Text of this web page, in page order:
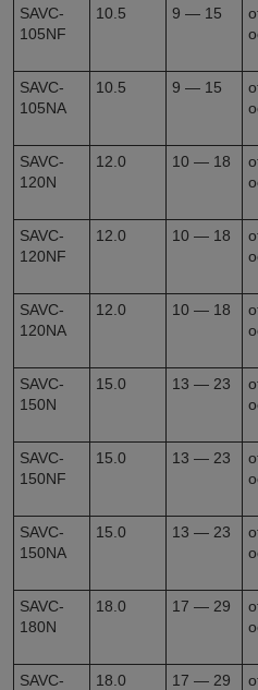
SAVC-
105NF
10.5 9 — 15
SAVC-
105NA
10.5 9 — 15
SAVC-
120N
12.0 10 — 18
SAVC-
120NF
12.0 10 — 18
SAVC-
120NA
12.0 10 — 18
SAVC-
150N
15.0 13 — 23
SAVC-
150NF
15.0 13 — 23
SAVC-
150NA
15.0 13 — 23
SAVC-
180N
18.0 17 — 29
SAVC-
18.0 17 — 29